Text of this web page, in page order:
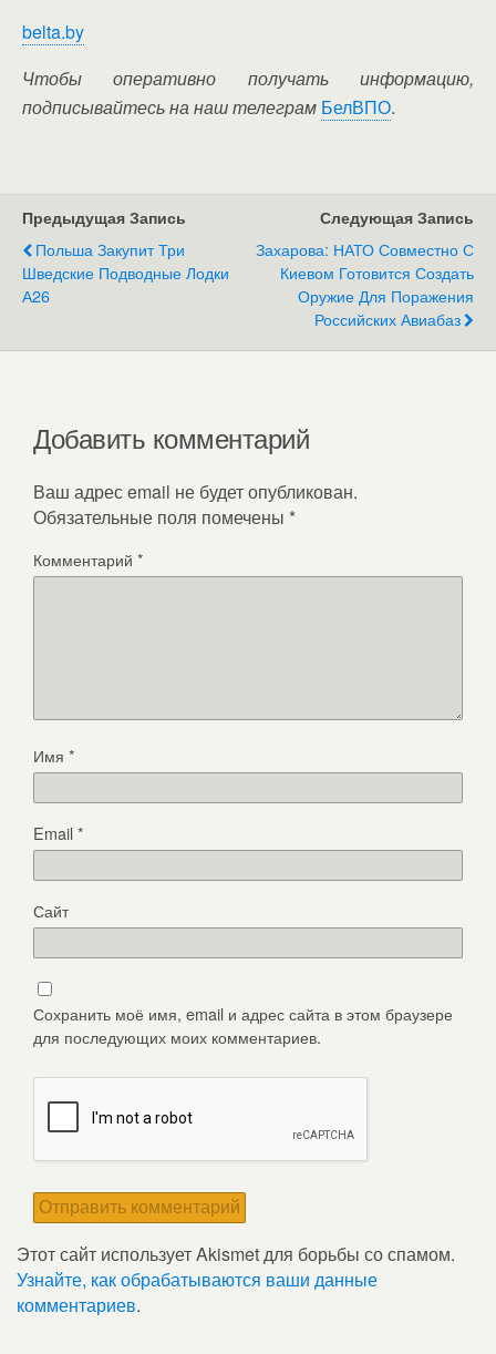
belta.by
Чтобы оперативно получать информацию,
подписывайтесь на наш телеграм БелВПО.
Предыдущая Запись
Польша Закупит Три
Шведские Подводные Лодки
А26
Следующая Запись
Захарова: НАТО Совместно С
Киевом Готовится Создать
Оружие Для Поражения
Российских Авиабаз
Добавить комментарий
Ваш адрес email не будет опубликован.
Обязательные поля помечены *
Комментарий *
Имя *
Email*
Сайт
Сохранить моё имя, email и адрес сайта в этом браузере
для последующих моих комментариев.
Этот сайт использует Akismet для борьбы со спамом.
Узнайте, как обрабатываются ваши данные
комментариев.